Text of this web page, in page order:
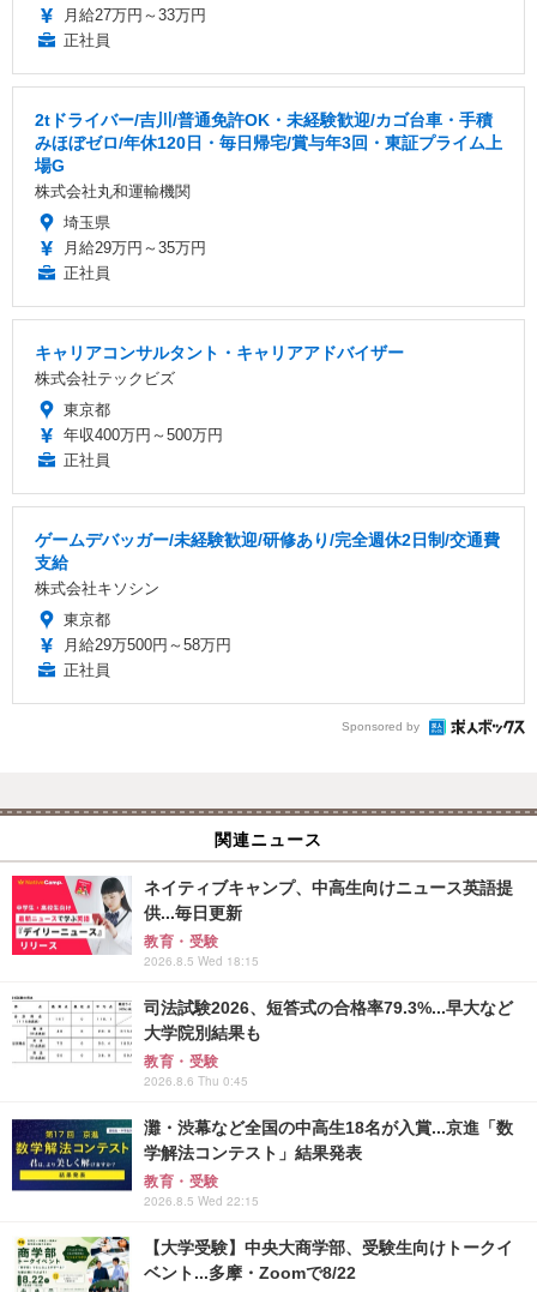
月給27万円～33万円
正社員
2tドライバー/吉川/普通免許OK・未経験歓迎/カゴ台車・手積
みほぼゼロ/年休120日・毎日帰宅/賞与年3回・東証プライム上
場G
株式会社丸和運輸機関
埼玉県
月給29万円～35万円
正社員
キャリアコンサルタント・キャリアアドバイザー
株式会社テックビズ
東京都
年収400万円～500万円
正社員
ゲームデバッガー/未経験歓迎/研修あり/完全週休2日制/交通費
支給
株式会社キソシン
東京都
月給29万500円～58万円
正社員
Sponsored by
関連ニュース
ネイティブキャンプ、中高生向けニュース英語提
供...毎日更新
教育・受験
2026.8.5 Wed 18:15
司法試験2026、短答式の合格率79.3%...早大など
大学院別結果も
教育・受験
2026.8.6 Thu 0:45
灘・渋幕など全国の中高生18名が入賞...京進「数
学解法コンテスト」結果発表
教育・受験
2026.8.5 Wed 22:15
【大学受験】中央大商学部、受験生向けトークイ
ベント...多摩・Zoomで8/22